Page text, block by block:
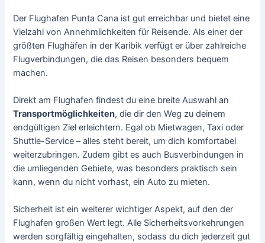
Der Flughafen Punta Cana ist gut erreichbar und bietet eine
Vielzahl von Annehmlichkeiten für Reisende. Als einer der
größten Flughäfen in der Karibik verfügt er über zahlreiche
Flugverbindungen, die das Reisen besonders bequem
machen.
Direkt am Flughafen findest du eine breite Auswahl an
Transportmöglichkeiten, die dir den Weg zu deinem
endgültigen Ziel erleichtern. Egal ob Mietwagen, Taxi oder
Shuttle-Service – alles steht bereit, um dich komfortabel
weiterzubringen. Zudem gibt es auch Busverbindungen in
die umliegenden Gebiete, was besonders praktisch sein
kann, wenn du nicht vorhast, ein Auto zu mieten.
Sicherheit ist ein weiterer wichtiger Aspekt, auf den der
Flughafen großen Wert legt. Alle Sicherheitsvorkehrungen
werden sorgfältig eingehalten, sodass du dich jederzeit gut